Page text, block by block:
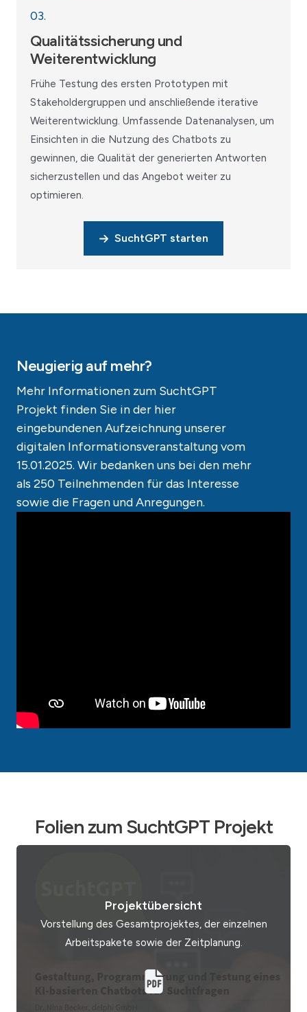
03.
Qualitätssicherung und
Weiterentwicklung
Frühe Testung des ersten Prototypen mit
Stakeholdergruppen und anschließende iterative
Weiterentwicklung. Umfassende Datenanalysen, um
Einsichten in die Nutzung des Chatbots zu
gewinnen, die Qualität der generierten Antworten
sicherzustellen und das Angebot weiter zu
optimieren.
SuchtGPT starten
Neugierig auf mehr?
Mehr Informationen zum SuchtGPT
Projekt finden Sie in der hier
eingebundenen Aufzeichnung unserer
digitalen Informationsveranstaltung vom
15.01.2025. Wir bedanken uns bei den mehr
als 250 Teilnehmenden für das Interesse
sowie die Fragen und Anregungen.
Folien zum SuchtGPT Projekt
Projektübersicht
Vorstellung des Gesamtprojektes, der einzelnen
Arbeitspakete sowie der Zeitplanung.